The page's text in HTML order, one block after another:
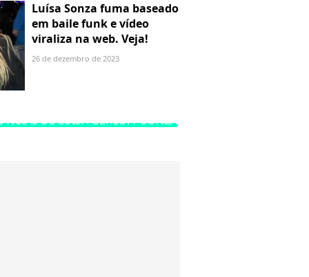
Luísa Sonza fuma baseado
em baile funk e vídeo
viraliza na web. Veja!
26 de dezembro de 2023
DE LUÍSA GERLOFF SONZA